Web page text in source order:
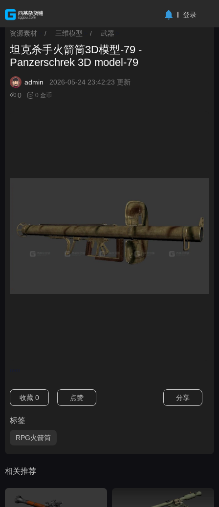
登录
资源素材 / 三维模型 / 武器
坦克杀手火箭筒3D模型-79 -
Panzerschrek 3D model-79
admin
2026-05-24 23:42:23 更新
0
0 金币
收藏 0 点赞 分享
标签
RPG火箭筒
相关推荐